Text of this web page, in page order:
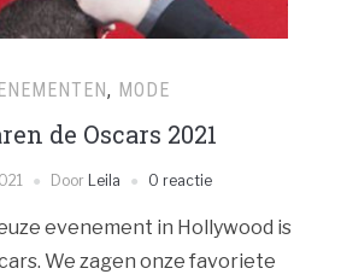
, MODE
de Oscars 2021
Door Leila 0 reactie
evenement in Hollywood is
We zagen onze favoriete